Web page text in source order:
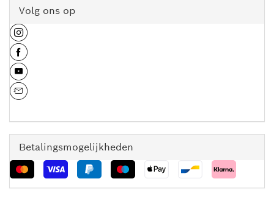
Volg ons op
Betalingsmogelijkheden